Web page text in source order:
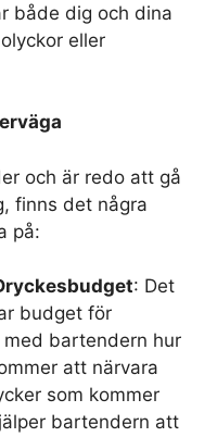
både dig och dina
eller
och är redo att gå
finns det några
på:
: Det
budget för
bartendern hur
att närvara
som kommer
bartendern att